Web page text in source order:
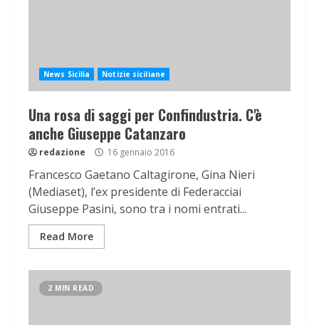
News Sicilia Notizie siciliane
Una rosa di saggi per Confindustria. C'è
anche Giuseppe Catanzaro
redazione 16 gennaio 2016
Francesco Gaetano Caltagirone, Gina Nieri
(Mediaset), l’ex presidente di Federacciai
Giuseppe Pasini, sono tra i nomi entrati...
Read More
2 MIN READ